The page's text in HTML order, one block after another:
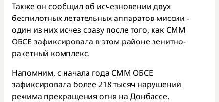
Также он сообщил об исчезновении двух
беспилотных летательных аппаратов миссии -
один из них исчез сразу после того, как СММ
ОБСЕ зафиксировала в этом районе зенитно-
ракетный комплекс.
Напомним, с начала года СММ ОБСЕ
зафиксировала более 218 тысяч нарушений
режима прекращения огня на Донбассе.